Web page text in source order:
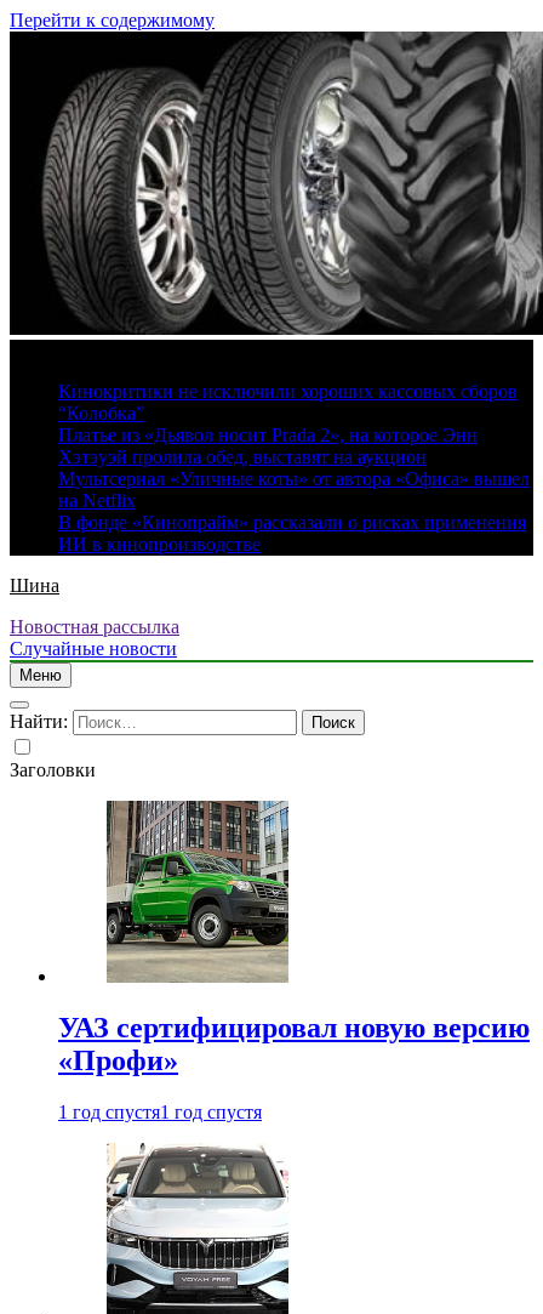
Перейти к содержимому
Кинокритики не исключили хороших кассовых сборов
“Колобка”
Платье из «Дьявол носит Prada 2», на которое Энн
Хэтэуэй пролила обед, выставят на аукцион
Мультсериал «Уличные коты» от автора «Офиса» вышел
на Netflix
В фонде «Кинопрайм» рассказали о рисках применения
ИИ в кинопроизводстве
Шина
Новостная рассылка
Случайные новости
Меню
Найти:
Заголовки
УАЗ сертифицировал новую версию
«Профи»
1 год спустя1 год спустя